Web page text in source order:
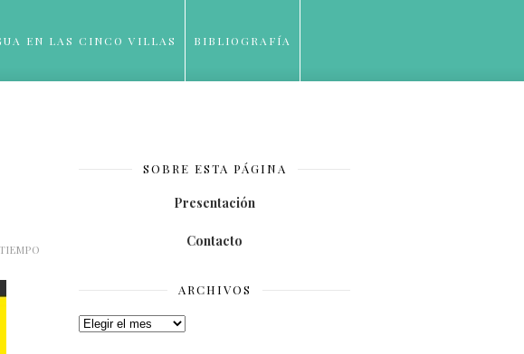
EN LAS CINCO VILLAS BIBLIOGRAFÍA
SOBRE ESTA PÁGINA
Presentación
Contacto
ARCHIVOS
Archivos